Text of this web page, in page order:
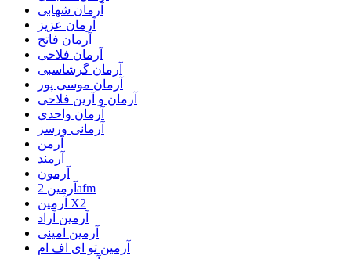
آرمان شهابی
آرمان عزیز
آرمان فاتح
آرمان فلاحی
آرمان گرشاسبی
آرمان موسی پور
آرمان و آرین فلاحی
آرمان واحدی
آرمانی ورسز
آرمن
آرمند
آرمون
آرمین 2afm
آرمین X2
آرمین آراد
آرمین امینی
آرمین تو ای اف ام